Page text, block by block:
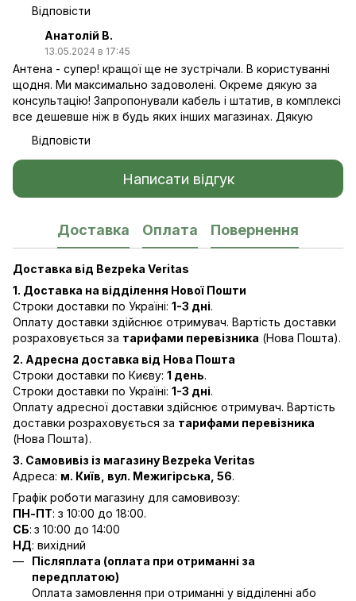
Відповісти
Анатолій В.
13.05.2024 в 17:45
Антена - супер! кращої ще не зустрічали. В користуванні
щодня. Ми максимально задоволені. Окреме дякую за
консультацію! Запропонували кабель і штатив, в комплексі
все дешевше ніж в будь яких інших магазинах. Дякую
Відповісти
Написати відгук
Доставка Оплата Повернення
Доставка від Bezpeka Veritas
1. Доставка на відділення Нової Пошти
Строки доставки по Україні: 1-3 дні.
Оплату доставки здійснює отримувач. Вартість доставки
розраховується за тарифами перевізника (Нова Пошта).
2. Адресна доставка від Нова Пошта
Строки доставки по Києву: 1 день.
Строки доставки по Україні: 1-3 дні.
Оплату адресної доставки здійснює отримувач. Вартість
доставки розраховується за тарифами перевізника
(Нова Пошта).
3. Самовивіз із магазину Bezpeka Veritas
Адреса: м. Київ, вул. Межигірська, 56.
Графік роботи магазину для самовивозу:
ПН-ПТ: з 10:00 до 18:00.
СБ: з 10:00 до 14:00
НД: вихідний
Післяплата (оплата при отриманні за
передплатою)
Оплата замовлення при отриманні у відділенні або